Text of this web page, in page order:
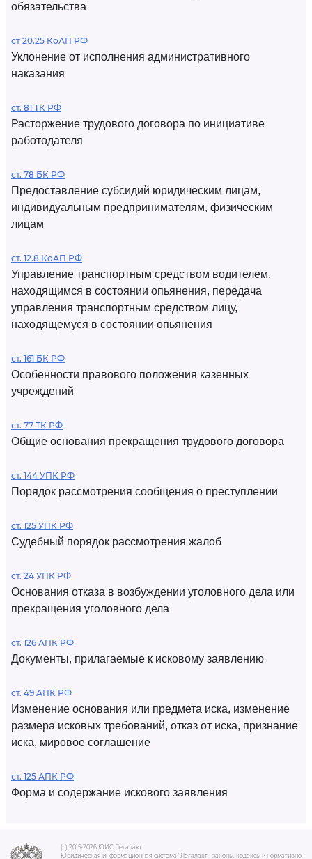
обязательства
ст 20.25 КоАП РФ
Уклонение от исполнения административного
наказания
ст. 81 ТК РФ
Расторжение трудового договора по инициативе
работодателя
ст. 78 БК РФ
Предоставление субсидий юридическим лицам,
индивидуальным предпринимателям, физическим
лицам
ст. 12.8 КоАП РФ
Управление транспортным средством водителем,
находящимся в состоянии опьянения, передача
управления транспортным средством лицу,
находящемуся в состоянии опьянения
ст. 161 БК РФ
Особенности правового положения казенных
учреждений
ст. 77 ТК РФ
Общие основания прекращения трудового договора
ст. 144 УПК РФ
Порядок рассмотрения сообщения о преступлении
ст. 125 УПК РФ
Судебный порядок рассмотрения жалоб
ст. 24 УПК РФ
Основания отказа в возбуждении уголовного дела или
прекращения уголовного дела
ст. 126 АПК РФ
Документы, прилагаемые к исковому заявлению
ст. 49 АПК РФ
Изменение основания или предмета иска, изменение
размера исковых требований, отказ от иска, признание
иска, мировое соглашение
ст. 125 АПК РФ
Форма и содержание искового заявления
(c) 2015-2026 ЮИС Легалакт
Юридическая информационная система "Легалакт - законы, кодексы и нормативно-